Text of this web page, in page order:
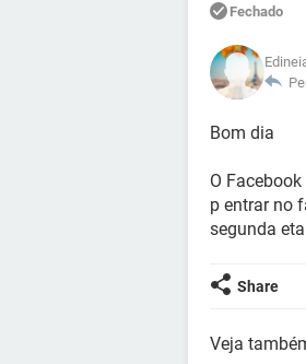
Fechado
Bom dia
O
p entrar no
segunda
Share
Veja